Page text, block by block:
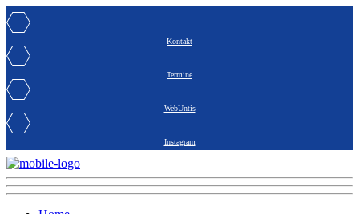
Kontakt
Termine
WebUntis
Instagram